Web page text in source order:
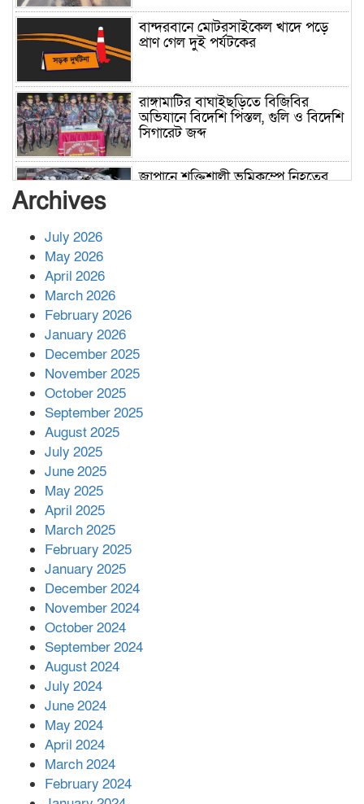
বান্দরবানে মোটরসাইকেল খাদে পড়ে
প্রাণ গেল দুই পর্যটকের
রাঙ্গামাটির বাঘাইছড়িতে বিজিবির
অভিযানে বিদেশি পিস্তল, গুলি ও বিদেশি
সিগারেট জব্দ
জাপানে শক্তিশালী ভূমিকম্পে নিহতের
পর ফোন তারেক রহমানের,গ্যাস সঙ্কট
সহায়তা দিলেন সাচিং প্রু জেরী
Archives
July 2026
May 2026
April 2026
March 2026
February 2026
January 2026
December 2025
November 2025
October 2025
September 2025
August 2025
July 2025
June 2025
May 2025
April 2025
March 2025
February 2025
January 2025
December 2024
November 2024
October 2024
September 2024
August 2024
July 2024
June 2024
May 2024
April 2024
March 2024
February 2024